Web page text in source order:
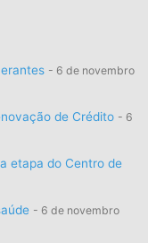
6 de novembro
de Crédito
6
etapa do Centro de
6 de novembro